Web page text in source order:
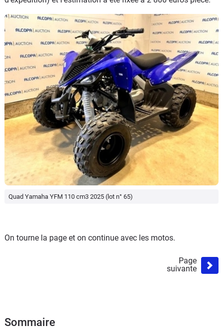
Quad Yamaha YFM 110 cm3 2025 (lot n° 65)
On tourne la page et on continue avec les motos.
Page
suivante
Sommaire